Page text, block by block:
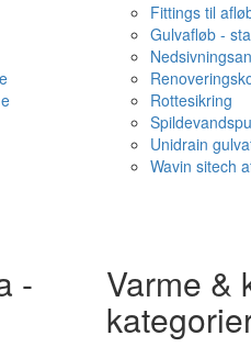
Fittings til
Gulvafløb -
Rottesikring
Unidrain
Wavin sitech
- Varme &